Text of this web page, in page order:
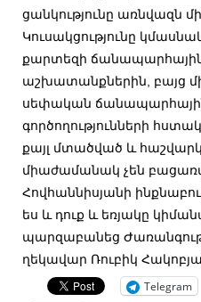
ցանկությունը առնվազն
Կուսակցությունը
քարտեզի
աշխատանքներին, բայց
սեփական
գործողությունների
քայլ մտածված և
միաժամանակ չեն
Հովհաննիսյանի
ես և դուք և եռյակը
պարզաբանեց
ղեկավար Ռուբիկ
Telegram